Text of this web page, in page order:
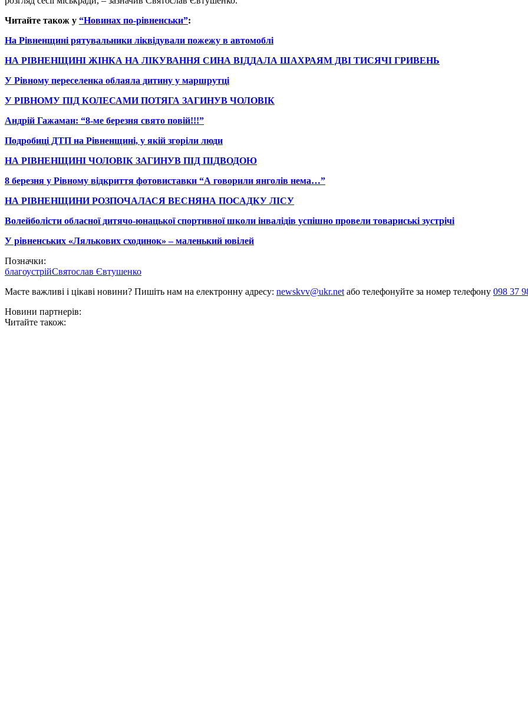
Читайте також у “Новинах по-рівненськи”:
На Рівненщині рятувальники ліквідували пожежу в автомоблі
НА РІВНЕНЩИНІ ЖІНКА НА ЛІКУВАННЯ СИНА ВІДДАЛА ШАХРАЯМ ДВІ ТИСЯЧІ ГРИВЕНЬ
У Рівному переселенка облаяла дитину у маршрутці
У РІВНОМУ ПІД КОЛЕСАМИ ПОТЯГА ЗАГИНУВ ЧОЛОВІК
Андрій Гажаман: “8-ме березня свято повій!!!”
Подробиці ДТП на Рівненщині, у якій згоріли люди
НА РІВНЕНЩИНІ ЧОЛОВІК ЗАГИНУВ ПІД ПІДВОДОЮ
8 березня у Рівному відкриття фотовиставки “А говорили янголів нема…”
НА РІВНЕНЩИНИ РОЗПОЧАЛАСЯ ВЕСНЯНА ПОСАДКУ ЛІСУ
Волейболісти обласної дитячо-юнацької спортивної школи інвалідів успішно провели товариські зустрічі
У рівненських «Лялькових сходинок» – маленький ювілей
Позначки:
благоустрійСвятослав Євтушенко
Маєте важливі і цікаві новини? Пишіть нам на електронну адресу: newskvv@ukr.netабо телефонуйте за номер телефону 098 37
Новини партнерів:
Читайте також: